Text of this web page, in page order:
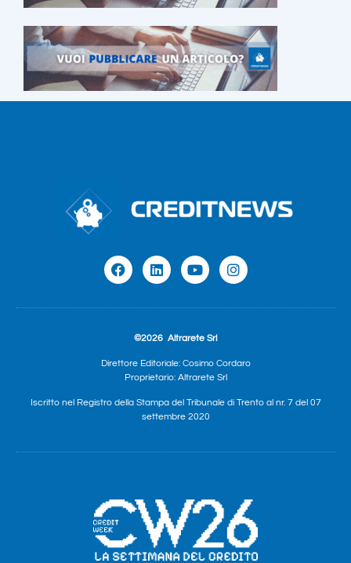
©2026 Altrarete Srl
Direttore Editoriale: Cosimo Cordaro
Proprietario: Altrarete Srl
Iscritto nel Registro della Stampa del Tribunale di Trento al nr. 7 del 07
settembre 2020